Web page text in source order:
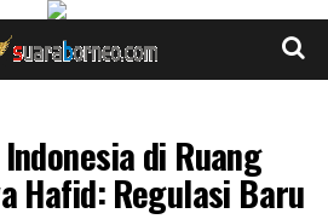
di Ruang
Hafid: Regulasi Baru